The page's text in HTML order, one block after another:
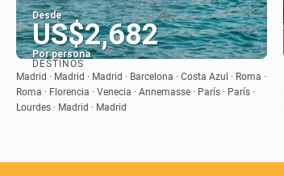
Desde
US$2,682
Por persona
Ver
DESTINOS
Madrid · Madrid · Madrid · Barcelona · Costa Azul · Roma ·
Roma · Florencia · Venecia · Annemasse · París · París ·
Lourdes · Madrid · Madrid